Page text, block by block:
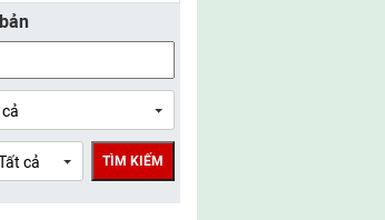
Nam tỉnh Nghệ An
Nam tỉnh Lào Cai
Nam tỉnh Thái Nguyên
TÌM KIẾM